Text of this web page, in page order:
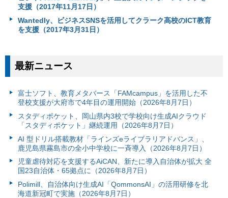
支援（2017年11月17日）
Wantedly、ビジネスSNSを活用してクラーク高校のICT教育
を支援（2017年3月31日）
最新ニュース
富⼠ソフト、教育メタバース「FAMcampus」を活用した不
登校支援が大府市で4年目の運用開始（2026年8月7日）
スタディポケット、岡山県内3校で学校向け生成AIクラウド
「スタディポケット」継続運用（2026年8月7日）
AI 型ドリル搭載教材「ラインズeライブラリアドバンス」、
鹿児島県霧島市の全小中学校に一斉導入（2026年8月7日）
児童虐待対応を支援するAiCAN、新たに導入自治体が拡大 全
国23自治体・65拠点に（2026年8月7日）
Polimill、自治体向け生成AI「QommonsAI」の活用研修を北
海道新冠町で実施（2026年8月7日）